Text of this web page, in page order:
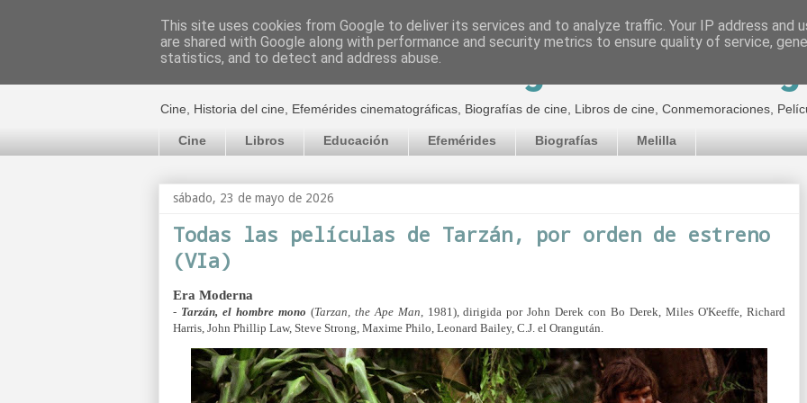
El cultural cinematográfico de Jorge
Cine, Historia del cine, Efemérides cinematográficas, Biografías de cine, Libros de cine, Conmemoraciones,
Cine Libros Educación Efemérides Biografías Melilla
sábado, 23 de mayo de 2026
Todas las películas de Tarzán, por orden de estreno
(VIa)
Era Moderna
- Tarzán, el hombre mono (Tarzan, the Ape Man , 1981), dirigida por John Derek con Bo Derek, Miles O'Keeffe, Richard
Harris, John Phillip Law, Steve Strong, Maxime Philo, Leonard Bailey, C.J. el Orangután.
This site uses cookies from Google to deliver its services and to analyze traffic. Your IP address and
are shared with Google along with performance and security metrics to ensure quality of service,
statistics, and to detect and address abuse.